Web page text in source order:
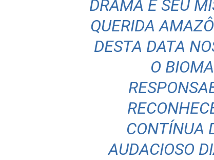
DRAMA E SEU
QUERIDA
DESTA DATA
O
CONTÍNUA
AUDACIOSO